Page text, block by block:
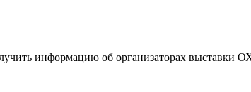
информацию об организаторах